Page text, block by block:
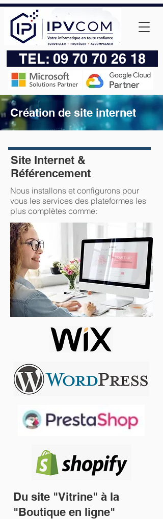
TEL: 09 70 70 26 18
Création de site internet
Site Internet &
Référencement
Nous installons et configurons pour
vous les services des plateformes les
plus complètes comme:
Du site "Vitrine" à la
"Boutique en ligne"